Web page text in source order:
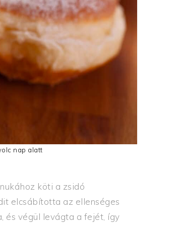
nap alatt
köti a zsidó
elcsábította az ellenséges
és végül levágta a fejét, így